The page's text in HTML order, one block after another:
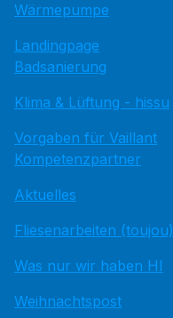
Wärmepumpe
Landingpage
Badsanierung
Klima & Lüftung - hissu
Vorgaben für Vaillant
Kompetenzpartner
Aktuelles
Fliesenarbeiten (toujou)
Was nur wir haben HI
Weihnachtspost